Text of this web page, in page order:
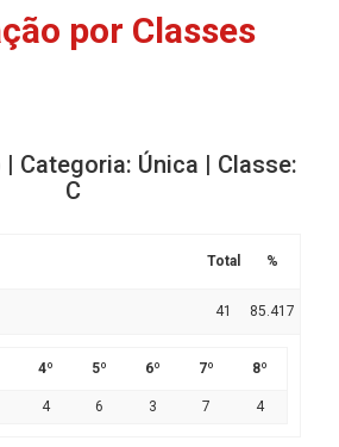
por Classes
Categoria: Única | Classe:
C
Total %
41 85.417
4º 5º 6º 7º 8º
4 6 3 7 4